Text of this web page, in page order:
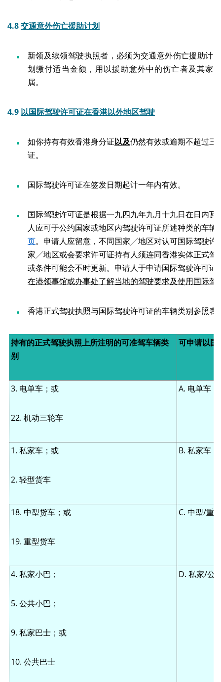
4.8交通意外伤亡援助计划
新领及续领驾驶执照者，必须为交通意外伤亡援助计
划缴付适当金额，用以援助意外中的伤亡者及其家
属。
4.9 以国际驾驶许可证在香港以外地区驾驶
如你持有有效香港身分证以及仍然有效或逾期不超过三
证。
国际驾驶许可证在签发日期起计一年内有效。
国际驾驶许可证是根据一九四九年九月十九日在日内
人应可于公约国家或地区内驾驶许可证所述种类的车
页。申请人应留意，不同国家╱地区对认可国际驾驶
家╱地区或会要求许可证持有人须连同香港实体正式
或条件可能会不时更新。申请人于申请国际驾驶许可
在港领事馆或办事处了解当地的驾驶要求及使用国际驾
香港正式驾驶执照与国际驾驶许可证的车辆类别参照表
持有的正式驾驶执照上所注明的可准驾车辆类
别
可申请以国
3. 电单车；或
22. 机动三轮车
A. 电单车
1. 私家车；或
2. 轻型货车
B. 私家车
18. 中型货车；或
19. 重型货车
C. 中型/重
4. 私家小巴；
5. 公共小巴；
9. 私家巴士；或
10. 公共巴士
D. 私家/公